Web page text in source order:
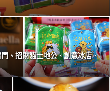
、招財貓土地公、創意冰店、